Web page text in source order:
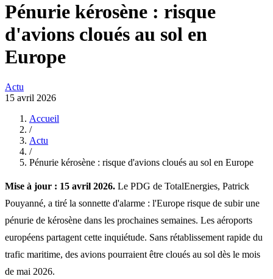
Pénurie kérosène : risque
d'avions cloués au sol en
Europe
Actu
15 avril 2026
Accueil
/
Actu
/
Pénurie kérosène : risque d'avions cloués au sol en Europe
Mise à jour : 15 avril 2026. Le PDG de TotalEnergies, Patrick
Pouyanné, a tiré la sonnette d'alarme : l'Europe risque de subir une
pénurie de kérosène dans les prochaines semaines. Les aéroports
européens partagent cette inquiétude. Sans rétablissement rapide du
trafic maritime, des avions pourraient être cloués au sol dès le mois
de mai 2026.